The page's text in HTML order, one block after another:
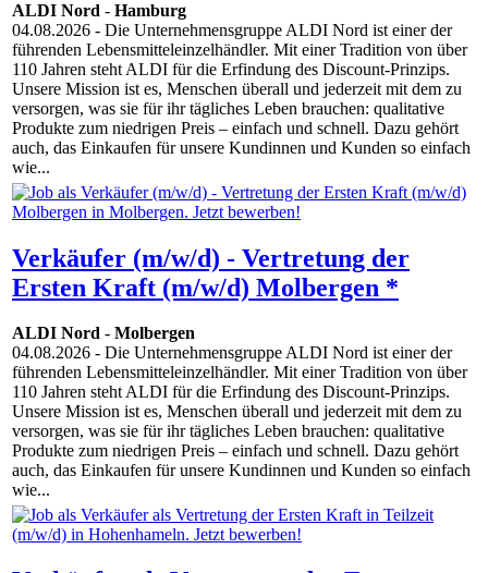
ALDI Nord - Hamburg
04.08.2026 - Die Unternehmensgruppe ALDI Nord ist einer der
führenden Lebensmitteleinzelhändler. Mit einer Tradition von über
110 Jahren steht ALDI für die Erfindung des Discount-Prinzips.
Unsere Mission ist es, Menschen überall und jederzeit mit dem zu
versorgen, was sie für ihr tägliches Leben brauchen: qualitative
Produkte zum niedrigen Preis – einfach und schnell. Dazu gehört
auch, das Einkaufen für unsere Kundinnen und Kunden so einfach
wie...
Verkäufer (m/w/d) - Vertretung der
Ersten Kraft (m/w/d) Molbergen *
ALDI Nord - Molbergen
04.08.2026 - Die Unternehmensgruppe ALDI Nord ist einer der
führenden Lebensmitteleinzelhändler. Mit einer Tradition von über
110 Jahren steht ALDI für die Erfindung des Discount-Prinzips.
Unsere Mission ist es, Menschen überall und jederzeit mit dem zu
versorgen, was sie für ihr tägliches Leben brauchen: qualitative
Produkte zum niedrigen Preis – einfach und schnell. Dazu gehört
auch, das Einkaufen für unsere Kundinnen und Kunden so einfach
wie...